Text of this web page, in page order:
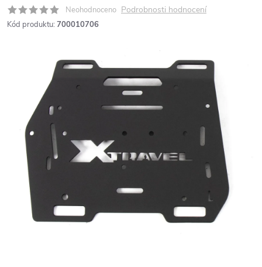
Neohodnoceno Podrobnosti hodnocení
Kód produktu: 700010706